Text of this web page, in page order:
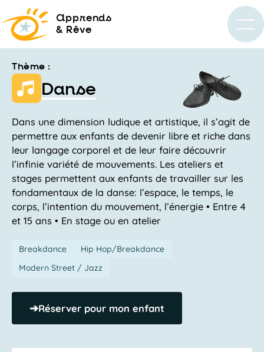
apprends
& Rêve
Thème :
Danse
Dans une dimension ludique et artistique, il s’agit de
permettre aux enfants de devenir libre et riche dans
leur langage corporel et de leur faire découvrir
l’infinie variété de mouvements. Les ateliers et
stages permettent aux enfants de travailler sur les
fondamentaux de la danse: l’espace, le temps, le
corps, l’intention du mouvement, l’énergie • Entre 4
et 15 ans • En stage ou en atelier
Breakdance
Hip Hop/Breakdance
Modern Street / Jazz
➔Réserver pour mon enfant